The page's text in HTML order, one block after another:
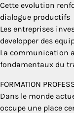
Cette evolution
dialogue productifs
Les entreprises
developper des
La communication
fondamentaux du
FORMATION
Dans le monde
occupe une place